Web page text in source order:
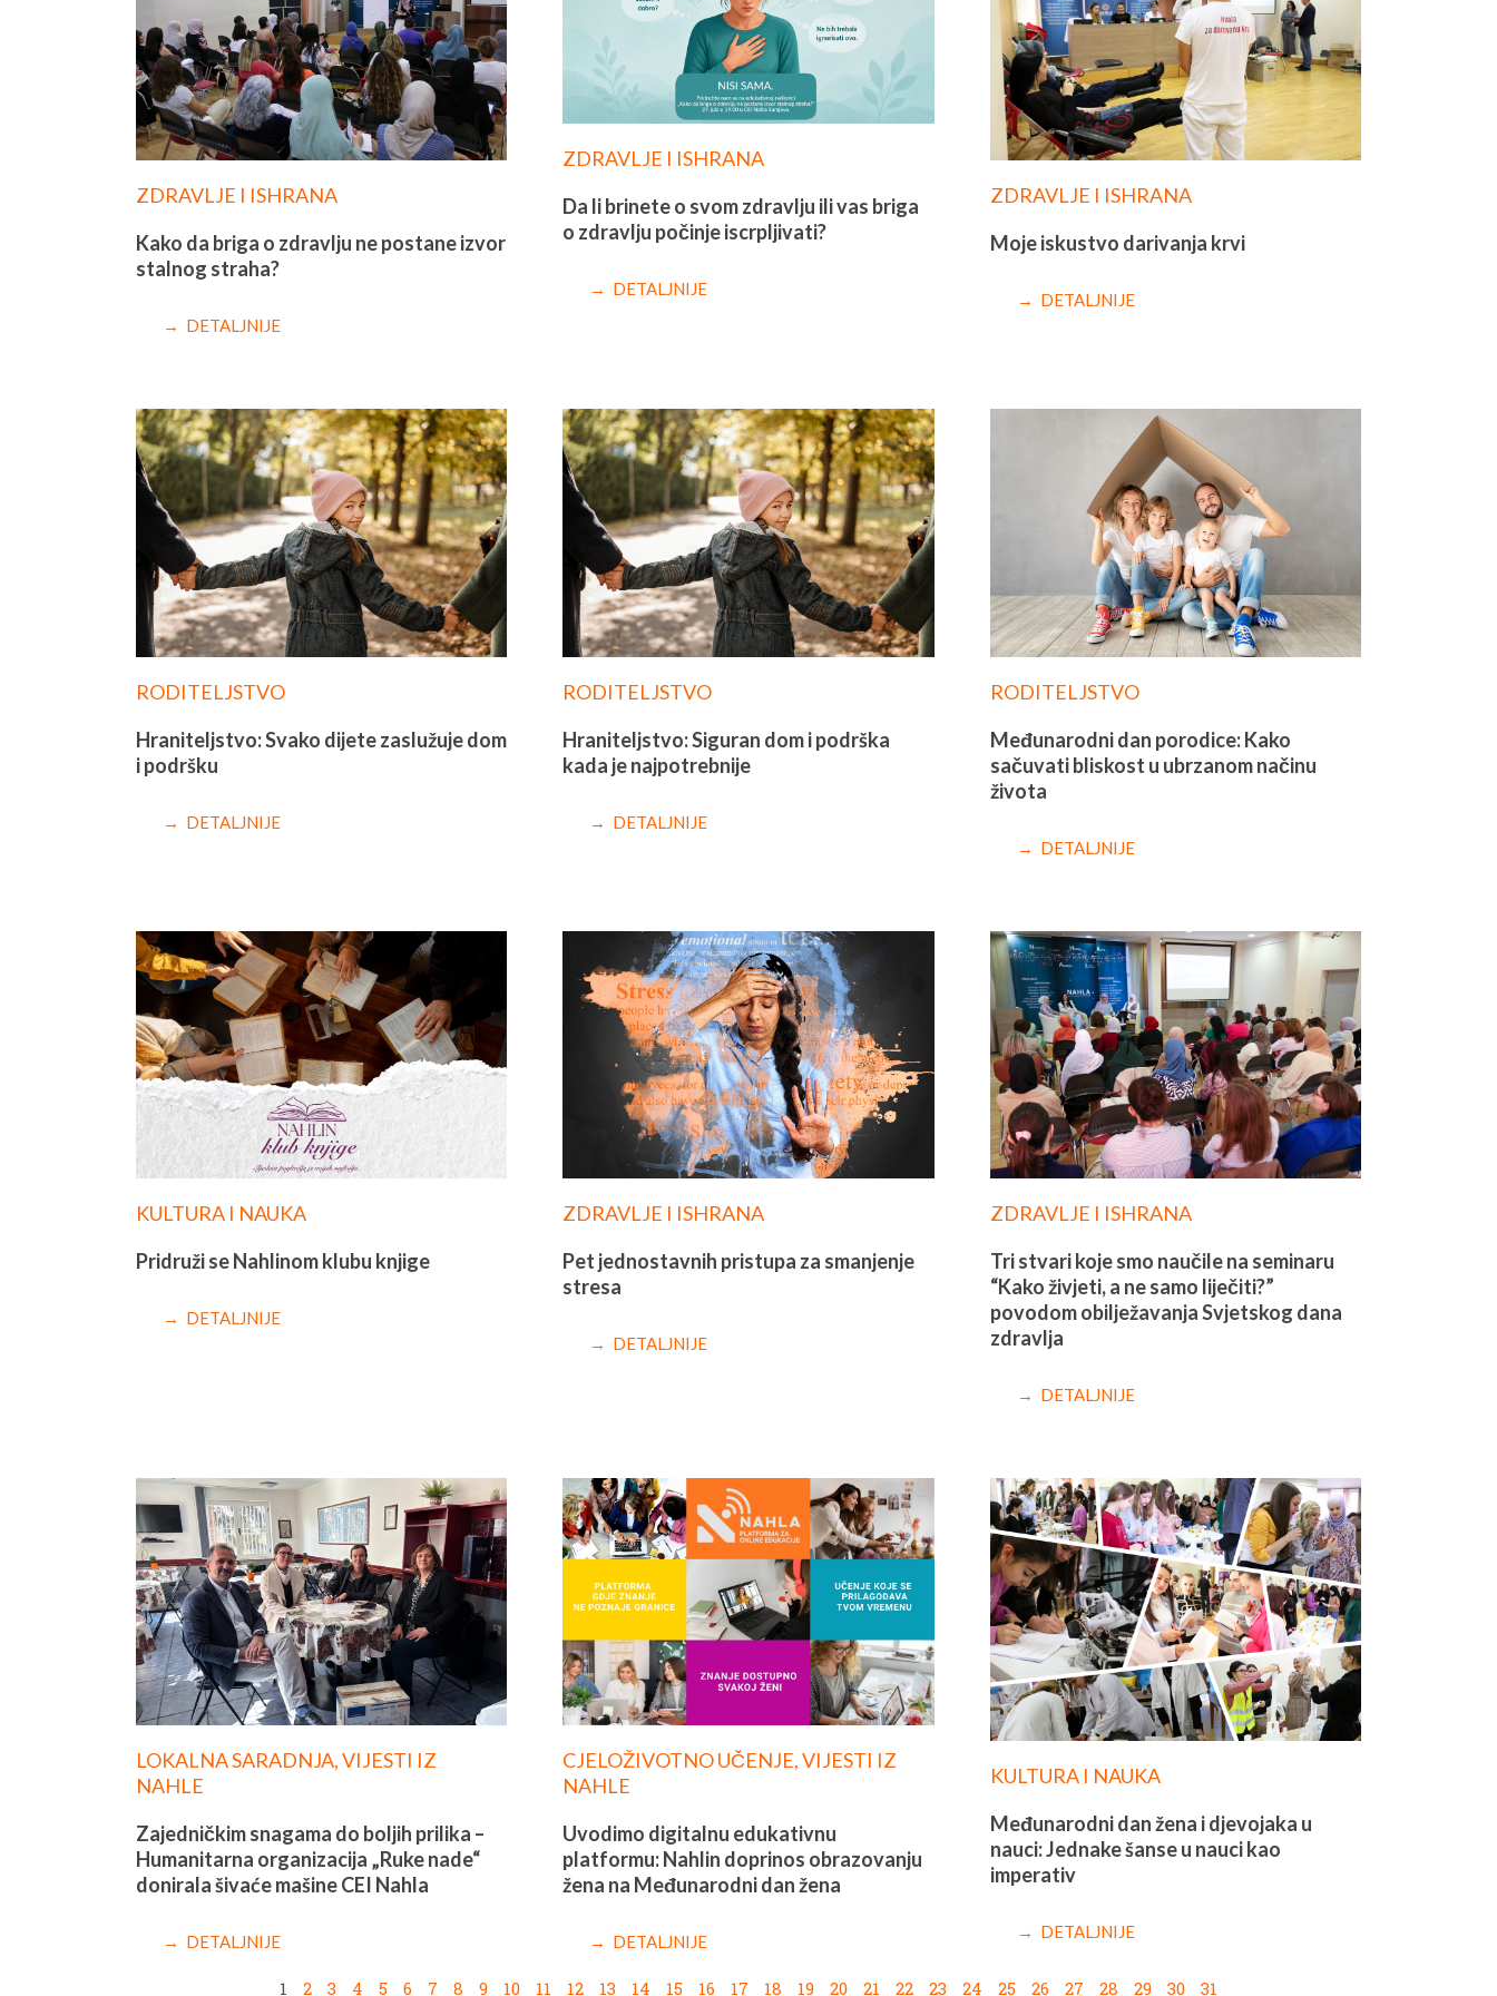
ZDRAVLJE I ISHRANA
Kako da briga o zdravlju ne postane izvor
stalnog straha?
→ DETALJNIJE
ZDRAVLJE I ISHRANA
Da li brinete o svom zdravlju ili vas briga
o zdravlju počinje iscrpljivati?
→ DETALJNIJE
ZDRAVLJE I ISHRANA
Moje iskustvo darivanja krvi
→ DETALJNIJE
RODITELJSTVO
Hraniteljstvo: Svako dijete zaslužuje dom
i podršku
→ DETALJNIJE
RODITELJSTVO
Hraniteljstvo: Siguran dom i podrška
kada je najpotrebnije
→ DETALJNIJE
RODITELJSTVO
Međunarodni dan porodice: Kako
sačuvati bliskost u ubrzanom načinu
života
→ DETALJNIJE
KULTURA I NAUKA
Pridruži se Nahlinom klubu knjige
→ DETALJNIJE
ZDRAVLJE I ISHRANA
Pet jednostavnih pristupa za smanjenje
stresa
→ DETALJNIJE
ZDRAVLJE I ISHRANA
Tri stvari koje smo naučile na seminaru
“Kako živjeti, a ne samo liječiti?”
povodom obilježavanja Svjetskog dana
zdravlja
→ DETALJNIJE
LOKALNA SARADNJA,VIJESTI IZ
NAHLE
Zajedničkim snagama do boljih prilika –
Humanitarna organizacija „Ruke nade“
donirala šivaće mašine CEI Nahla
→ DETALJNIJE
CJELOŽIVOTNO UČENJE,VIJESTI IZ
NAHLE
Uvodimo digitalnu edukativnu
platformu: Nahlin doprinos obrazovanju
žena na Međunarodni dan žena
→ DETALJNIJE
KULTURA I NAUKA
Međunarodni dan žena i djevojaka u
nauci: Jednake šanse u nauci kao
imperativ
→ DETALJNIJE
1 2 3 4 5 6 7 8 9 10 11 12 13 14 15 16 17 18 19 20 21 22 23 24 25 26 27 28 29 30 31